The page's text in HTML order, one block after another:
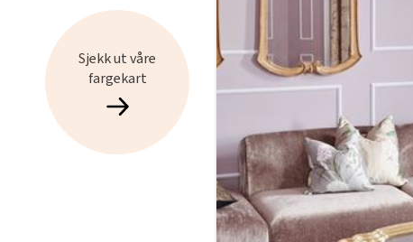
Sjekk ut våre
fargekart